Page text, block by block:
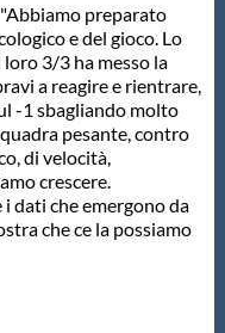
preparato
e del gioco. Lo
3/3 ha messo la
a reagire e rientrare,
-1 sbagliando molto
pesante, contro
di velocità,
crescere.
dati che emergono da
che ce la possiamo